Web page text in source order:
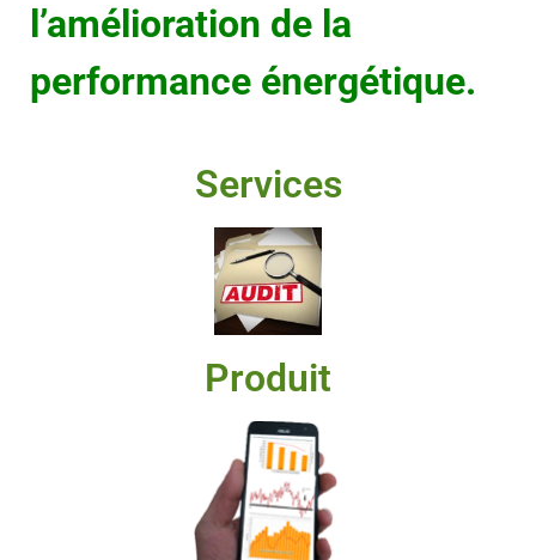
l’amélioration de la
performance énergétique.
Services
Produit